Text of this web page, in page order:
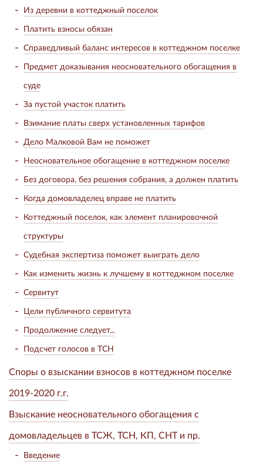
Из деревни в коттеджный поселок
Платить взносы обязан
Справедливый баланс интересов в коттеджном поселке
Предмет доказывания неосновательного обогащения в
суде
За пустой участок платить
Взимание платы сверх установленных тарифов
Дело Малковой Вам не поможет
Неосновательное обогащение в коттеджном поселке
Без договора, без решения собрания, а должен платить
Когда домовладелец вправе не платить
Коттеджный поселок, как элемент планировочной
структуры
Судебная экспертиза поможет выиграть дело
Как изменить жизнь к лучшему в коттеджном поселке
Сервитут
Цели публичного сервитута
Продолжение следует...
Подсчет голосов в ТСН
Споры о взыскании взносов в коттеджном поселке
2019-2020 г.г.
Взыскание неосновательного обогащения с
домовладельцев в ТСЖ, ТСН, КП, СНТ и пр.
Введение